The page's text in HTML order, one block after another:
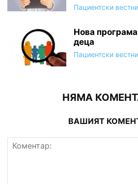
Пациентски
Нова
деца
Пациентски
НЯМА
ВАШИЯТ